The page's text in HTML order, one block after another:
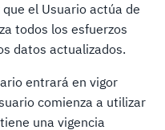
el Usuario actúa de
todos los esfuerzos
datos actualizados.
entrará en vigor
comienza a utilizar
una vigencia